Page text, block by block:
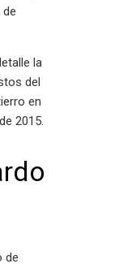
la
del
en
2015.
de